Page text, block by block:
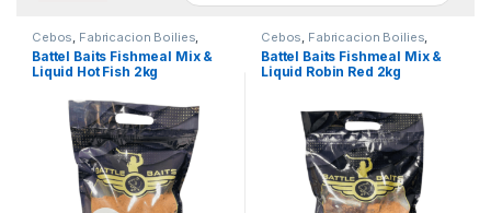
Cebos Fabricacion Boilies
Ingredientes
Battel Baits Fishmeal Mix &
Liquid Hot Fish 2kg
Cebos Fabricacion Boilies
Ingredientes
Battel Baits Fishmeal Mix &
Liquid Robin Red 2kg